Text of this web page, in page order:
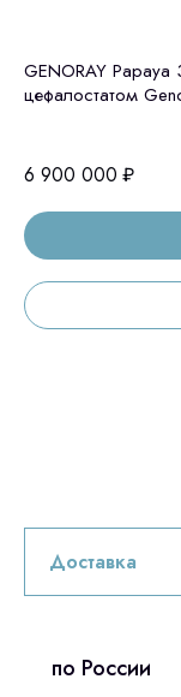
GENORAY
цефалостатом
6 900 000 ₽
по России